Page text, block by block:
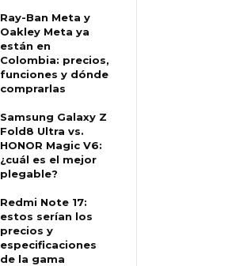
Ray-Ban Meta y
Oakley Meta ya
están en
Colombia: precios,
funciones y dónde
comprarlas
Samsung Galaxy Z
Fold8 Ultra vs.
HONOR Magic V6:
¿cuál es el mejor
plegable?
Redmi Note 17:
estos serían los
precios y
especificaciones
de la gama